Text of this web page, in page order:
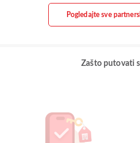
Pogledajte sve
Zašto putovati